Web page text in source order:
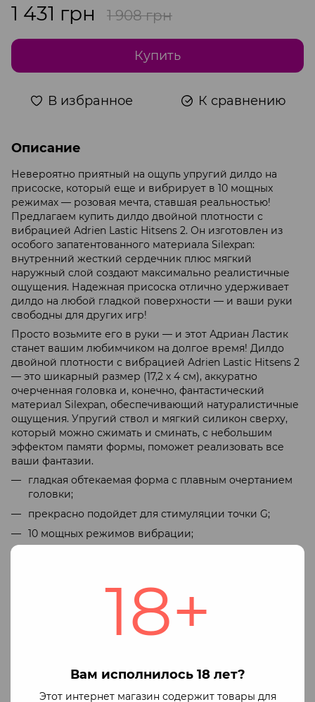
18+
Вам исполнилось 18 лет?
Этот интернет магазин содержит товары для
1 431 грн 1 908 грн
Купить
В избранное К сравнению
Описание
Невероятно приятный на ощупь упругий дилдо на
присоске, который еще и вибрирует в 10 мощных
режимах — розовая мечта, ставшая реальностью!
Предлагаем купить дилдо двойной плотности с
вибрацией Adrien Lastic Hitsens 2. Он изготовлен из
особого запатентованного материала Silexpan:
внутренний жесткий сердечник плюс мягкий
наружный слой создают максимально реалистичные
ощущения. Надежная присоска отлично удерживает
дилдо на любой гладкой поверхности — и ваши руки
свободны для других игр!
Просто возьмите его в руки — и этот Адриан Ластик
станет вашим любимчиком на долгое время! Дилдо
двойной плотности с вибрацией Adrien Lastic Hitsens 2
— это шикарный размер (17,2 х 4 см), аккуратно
очерченная головка и, конечно, фантастический
материал Silexpan, обеспечивающий натуралистичные
ощущения. Упругий ствол и мягкий силикон сверху,
который можно сжимать и сминать, с небольшим
эффектом памяти формы, поможет реализовать все
ваши фантазии.
гладкая обтекаемая форма с плавным очертанием
головки;
прекрасно подойдет для стимуляции точки G;
10 мощных режимов вибрации;
сердечник + мягкий силикон сверху;
гибкий ствол для идеального комфорта;
широкая (8,2 см в диаметре) и надежная присоска
удачный размер: общая длина 17,2 см, максимальная
вводимая длина 15 см, максимальный диаметр 4 см;